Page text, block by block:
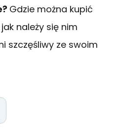
Gdzie można kupić
należy się nim
szczęśliwy ze swoim